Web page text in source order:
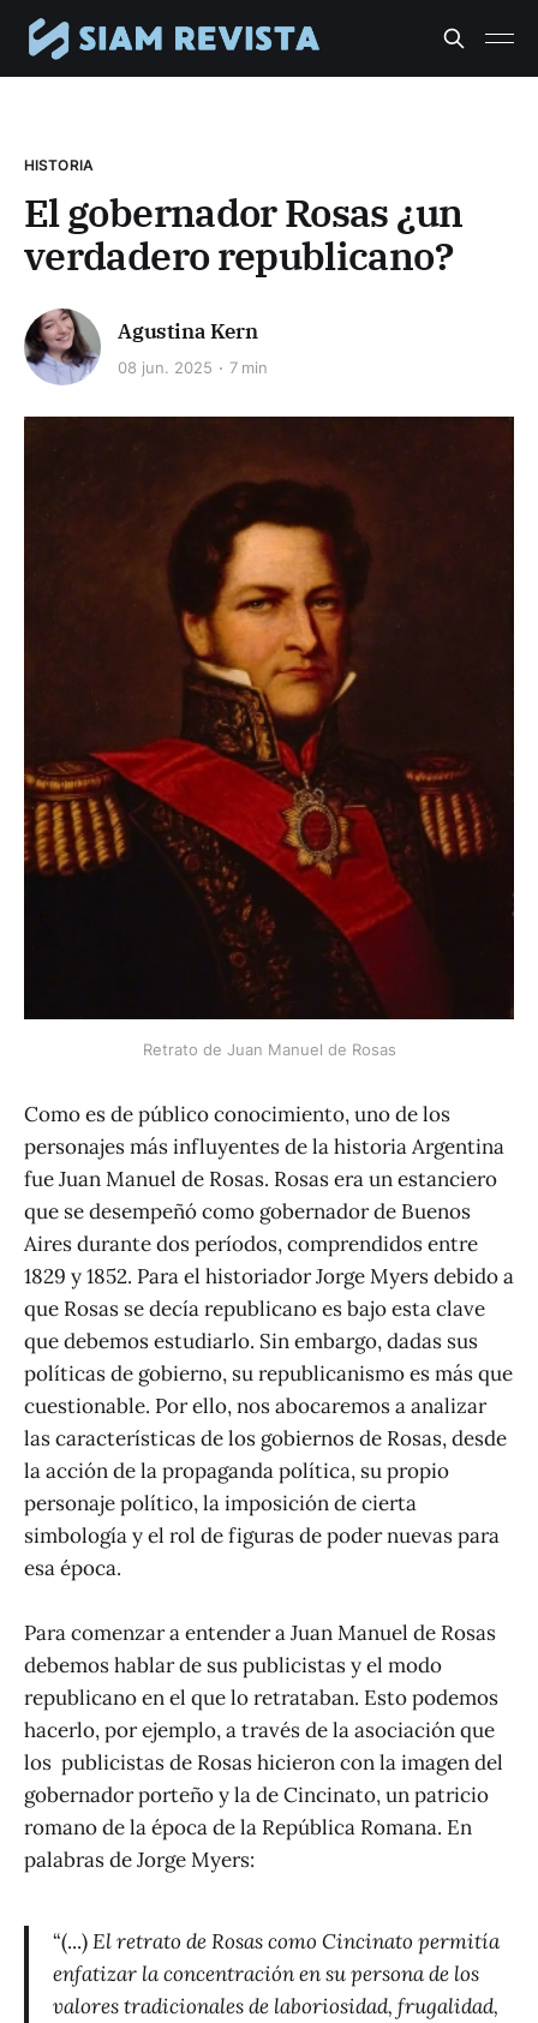
HISTORIA
El gobernador Rosas ¿un
verdadero republicano?
Agustina Kern
08 jun. 2025 7 min
Retrato de Juan Manuel de Rosas
Como es de público conocimiento, uno de los
personajes más influyentes de la historia Argentina
fue Juan Manuel de Rosas. Rosas era un estanciero
que se desempeñó como gobernador de Buenos
Aires durante dos períodos, comprendidos entre
1829 y 1852. Para el historiador Jorge Myers debido a
que Rosas se decía republicano es bajo esta clave
que debemos estudiarlo. Sin embargo, dadas sus
políticas de gobierno, su republicanismo es más que
cuestionable. Por ello, nos abocaremos a analizar
las características de los gobiernos de Rosas, desde
la acción de la propaganda política, su propio
personaje político, la imposición de cierta
simbología y el rol de figuras de poder nuevas para
esa época.
Para comenzar a entender a Juan Manuel de Rosas
debemos hablar de sus publicistas y el modo
republicano en el que lo retrataban. Esto podemos
hacerlo, por ejemplo, a través de la asociación que
los publicistas de Rosas hicieron con la imagen del
gobernador porteño y la de Cincinato, un patricio
romano de la época de la República Romana. En
palabras de Jorge Myers:
“(...)El retrato de Rosas como Cincinato permitía
enfatizar la concentración en su persona de los
valores tradicionales de laboriosidad, frugalidad,